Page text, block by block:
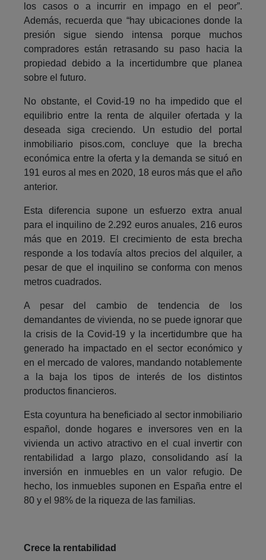
los casos o a incurrir en impago en el peor”.
Además, recuerda que “hay ubicaciones donde la
presión sigue siendo intensa porque muchos
compradores están retrasando su paso hacia la
propiedad debido a la incertidumbre que planea
sobre el futuro.
No obstante, el Covid-19 no ha impedido que el
equilibrio entre la renta de alquiler ofertada y la
deseada siga creciendo. Un estudio del portal
inmobiliario pisos.com, concluye que la brecha
económica entre la oferta y la demanda se situó en
191 euros al mes en 2020, 18 euros más que el año
anterior.
Esta diferencia supone un esfuerzo extra anual
para el inquilino de 2.292 euros anuales, 216 euros
más que en 2019. El crecimiento de esta brecha
responde a los todavía altos precios del alquiler, a
pesar de que el inquilino se conforma con menos
metros cuadrados.
A pesar del cambio de tendencia de los
demandantes de vivienda, no se puede ignorar que
la crisis de la Covid-19 y la incertidumbre que ha
generado ha impactado en el sector económico y
en el mercado de valores, mandando notablemente
a la baja los tipos de interés de los distintos
productos financieros.
Esta coyuntura ha beneficiado al sector inmobiliario
español, donde hogares e inversores ven en la
vivienda un activo atractivo en el cual invertir con
rentabilidad a largo plazo, consolidando así la
inversión en inmuebles en un valor refugio. De
hecho, los inmuebles suponen en España entre el
80 y el 98% de la riqueza de las familias.
Crece la rentabilidad